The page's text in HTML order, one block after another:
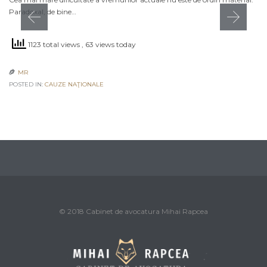
Paradoxal, de bine…
1123 total views , 63 views today
 MR
POSTED IN: CAUZE NAŢIONALE
© 2018 Cabinet de avocatura Mihai Rapcea